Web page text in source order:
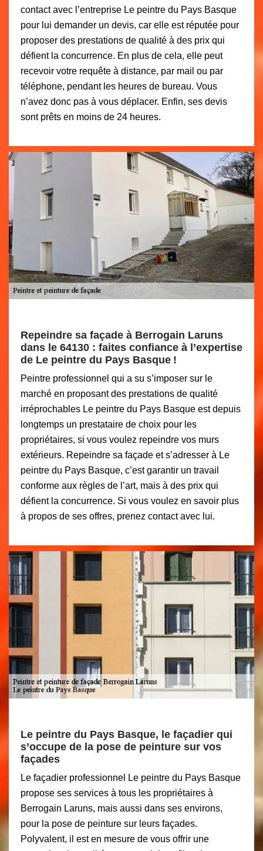
contact avec l’entreprise Le peintre du Pays Basque
pour lui demander un devis, car elle est réputée pour
proposer des prestations de qualité à des prix qui
défient la concurrence. En plus de cela, elle peut
recevoir votre requête à distance, par mail ou par
téléphone, pendant les heures de bureau. Vous
n’avez donc pas à vous déplacer. Enfin, ses devis
sont prêts en moins de 24 heures.
Repeindre sa façade à Berrogain Laruns
dans le 64130 : faites confiance à l’expertise
de Le peintre du Pays Basque !
Peintre professionnel qui a su s’imposer sur le
marché en proposant des prestations de qualité
irréprochables Le peintre du Pays Basque est depuis
longtemps un prestataire de choix pour les
propriétaires, si vous voulez repeindre vos murs
extérieurs. Repeindre sa façade et s’adresser à Le
peintre du Pays Basque, c’est garantir un travail
conforme aux règles de l’art, mais à des prix qui
défient la concurrence. Si vous voulez en savoir plus
à propos de ses offres, prenez contact avec lui.
Le peintre du Pays Basque, le façadier qui
s’occupe de la pose de peinture sur vos
façades
Le façadier professionnel Le peintre du Pays Basque
propose ses services à tous les propriétaires à
Berrogain Laruns, mais aussi dans ses environs,
pour la pose de peinture sur leurs façades.
Polyvalent, il est en mesure de vous offrir une